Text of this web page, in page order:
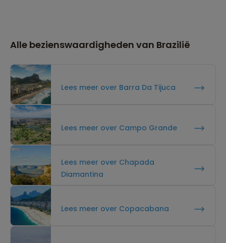
Alle bezienswaardigheden van Brazilië
Lees meer over Barra Da Tijuca
Lees meer over Campo Grande
Lees meer over Chapada
Diamantina
Lees meer over Copacabana